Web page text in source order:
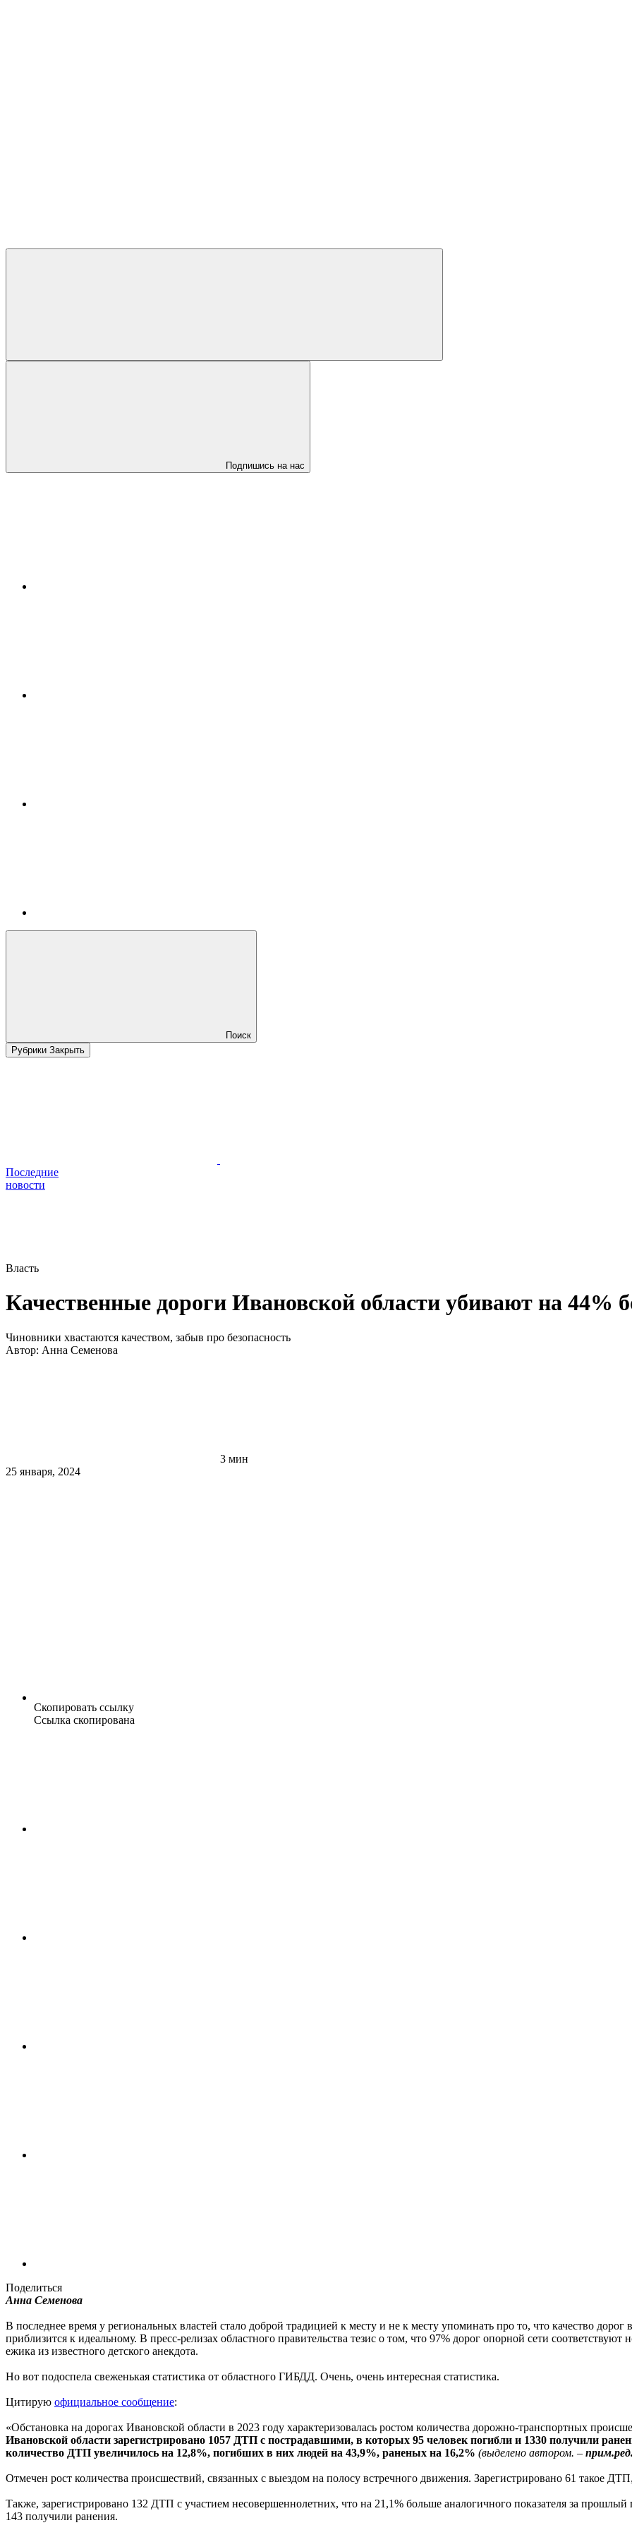
Подпишись на нас
Поиск
Рубрики Закрыть
Последние
новости
Власть
Качественные дороги Ивановской области убивают на 44%
Чиновники хвастаются качеством, забыв про безопасность
Автор: Анна Семенова
3 мин
25 января, 2024
Скопировать ссылку
Ссылка скопирована
Поделиться
Анна Семенова
В последнее время у региональных властей стало доброй традицией к месту и не к месту упоминать про то, что качество
приблизится к идеальному. В пресс-релизах областного правительства тезис о том, что 97% дорог опорной сети
ежика из известного детского анекдота.
Но вот подоспела свеженькая статистика от областного ГИБДД. Очень, очень интересная статистика.
Цитирую официальное сообщение:
«Обстановка на дорогах Ивановской области в 2023 году характеризовалась ростом количества дорожно-транспортных
Ивановской области зарегистрировано 1057 ДТП с пострадавшими, в которых 95 человек погибли и 1330 получили
количество ДТП увеличилось на 12,8%, погибших в них людей на 43,9%, раненых на 16,2% (выделено автором. – прим.ред.
Отмечен рост количества происшествий, связанных с выездом на полосу встречного движения. Зарегистрировано 61 такое
Также, зарегистрировано 132 ДТП с участием несовершеннолетних, что на 21,1% больше аналогичного показателя за
143 получили ранения.